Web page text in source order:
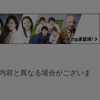
容と異なる場合がございま